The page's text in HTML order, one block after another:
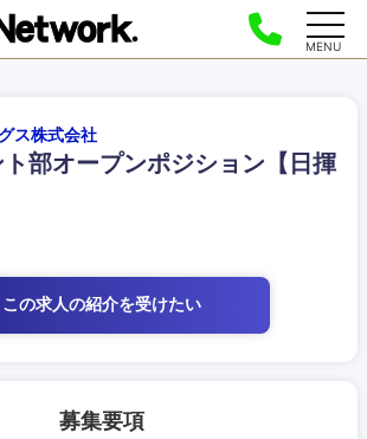
MENU
ス株式会社
部オープンポジション【日揮
この求人の紹介を受けたい
募集要項